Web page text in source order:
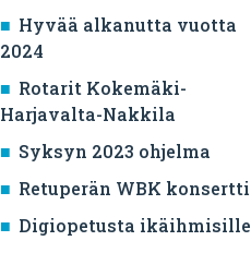
Hyvää alkanutta vuotta
2024
Rotarit Kokemäki-
Harjavalta-Nakkila
Syksyn 2023 ohjelma
Retuperän WBK konsertti
Digiopetusta ikäihmisille